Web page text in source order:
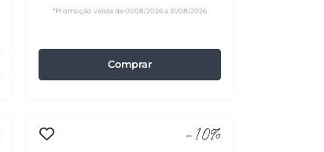
*Promoção válida de 01/08/2026 a 31/08/2026
Comprar
-10%